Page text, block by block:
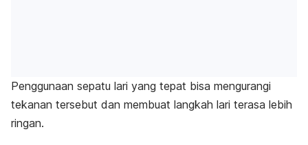
Penggunaan sepatu lari yang tepat bisa mengurangi
tekanan tersebut dan membuat langkah lari terasa lebih
ringan.